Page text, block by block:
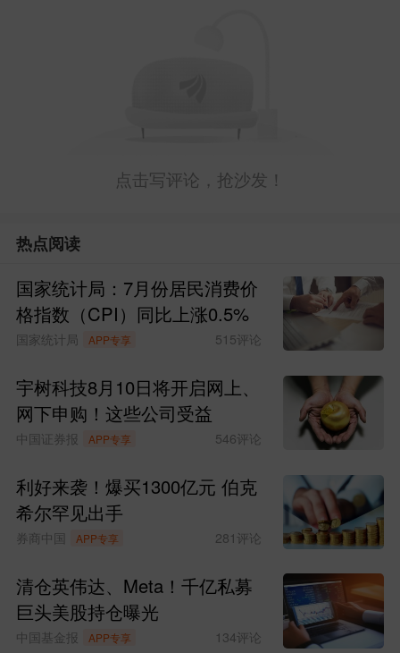
天期贴现国债】
财政部拟第二次续发行2026年记账式
附息（八期）国债。本次续发行国债为5年
期固定利率附息债。本次续发行国债竞争
性招标面值总额1300亿元，进行甲类成员
追加投标。招标时间为2026年6月17日上
午10:35至11:35。财政部拟发行2026年记
账式贴现（三十七期）国债。本期国债为
期限182天的贴现债。本期国债竞争性招
标面值总额200亿元，进行甲类成员追加
投标。
【储蓄国债纳入个人养老金账户首日
发行销售火热】
点击写评论，抢沙发！
热点阅读
国家统计局：7月份居民消费价
格指数（CPI）同比上涨0.5%
国家统计局 APP专享 515评论
宇树科技8月10日将开启网上、
网下申购！这些公司受益
中国证券报 APP专享 546评论
利好来袭！爆买1300亿元 伯克
希尔罕见出手
券商中国 APP专享 281评论
清仓英伟达、Meta！千亿私募
巨头美股持仓曝光
中国基金报 APP专享 134评论